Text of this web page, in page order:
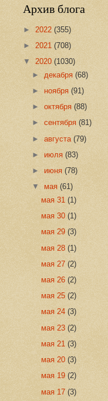
Архив блога
► 2022 (355)
► 2021 (708)
▼ 2020 (1030)
► декабря(68)
► ноября(91)
►октября(88)
►сентября(81)
►августа(79)
►июля(83)
►июня(78)
▼мая(61)
мая 31 (1)
мая 30 (1)
мая 29 (3)
мая 28 (1)
мая 27 (2)
мая 26 (2)
мая 25 (2)
мая 24 (3)
мая 23 (2)
мая 21 (3)
мая 20 (3)
мая 19 (2)
мая 17 (3)